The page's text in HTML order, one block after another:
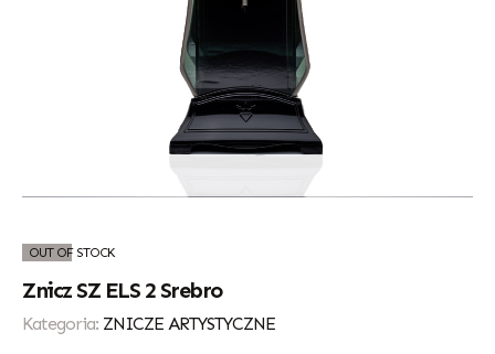
OUT OF STOCK
Znicz SZ ELS 2 Srebro
Kategoria: ZNICZE ARTYSTYCZNE